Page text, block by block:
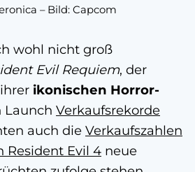
– Bild: Capcom
wohl nicht groß
Evil Requiem, der
ikonischen Horror-
Launch Verkaufsrekorde
auch die Verkaufszahlen
Resident Evil 4 neue